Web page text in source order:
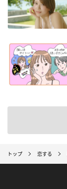
トップ 恋する